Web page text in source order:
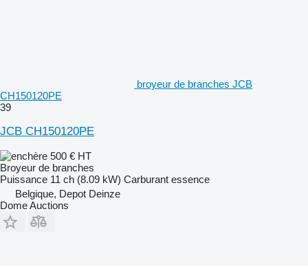
broyeur de branches JCB
CH150120PE
39
JCB CH150120PE
500 € HT
Broyeur de branches
Puissance 11 ch (8.09 kW) Carburant essence
Belgique, Depot Deinze
Dome Auctions